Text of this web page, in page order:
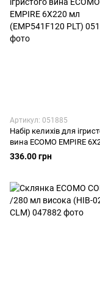
Артикул: 051885
Набір келихів для
вина ECOMO EMPIRE
(EMP541F120 PLT)
336.00 грн